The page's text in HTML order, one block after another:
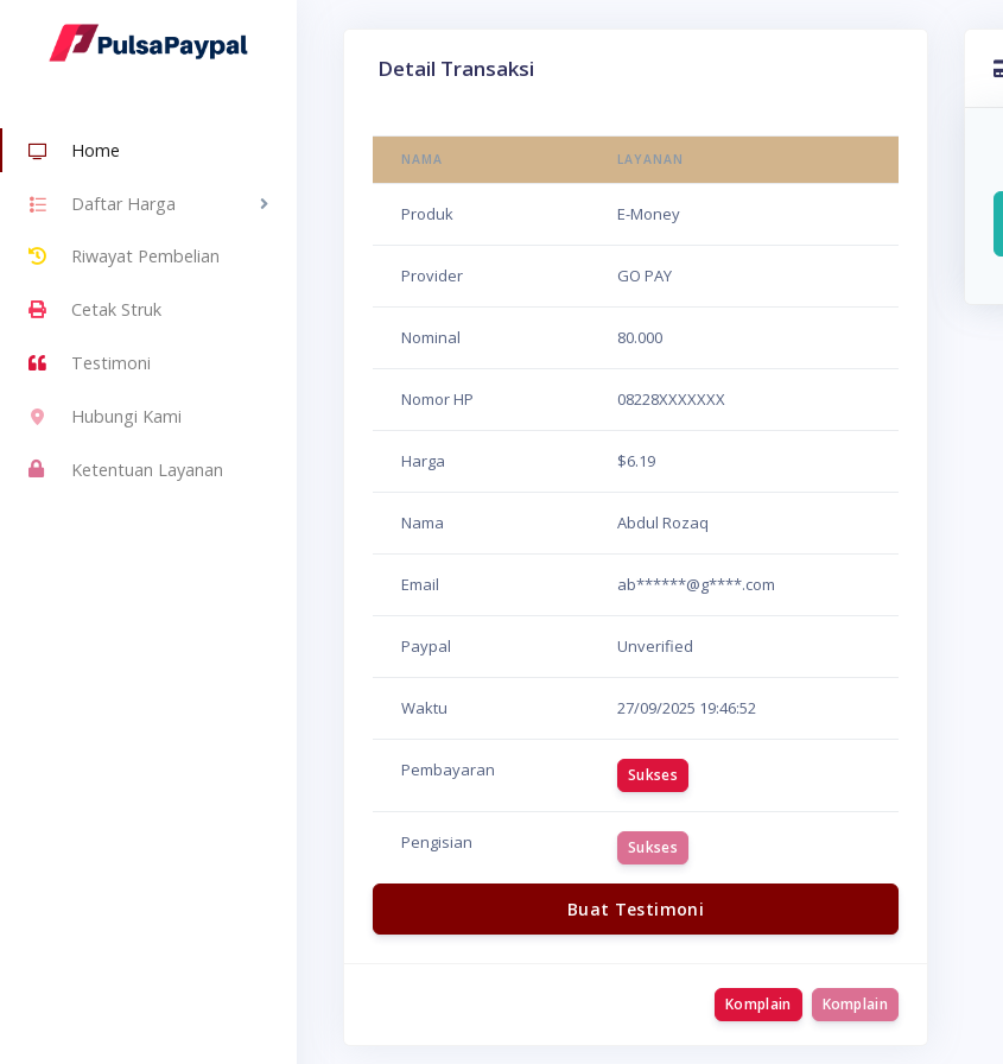
Home
Daftar Harga
Riwayat Pembelian
Cetak Struk
Testimoni
Hubungi Kami
Ketentuan Layanan
Detail Transaksi
NAMA LAYANAN
Produk E-Money
Provider GO PAY
Nominal 80.000
Nomor HP 08228XXXXXXX
Harga $6.19
Nama Abdul Rozaq
Email ab******@g****.com
Paypal Unverified
Waktu 27/09/2025 19:46:52
Pembayaran Sukses
Pengisian Sukses
Buat Testimoni
Komplain Komplain